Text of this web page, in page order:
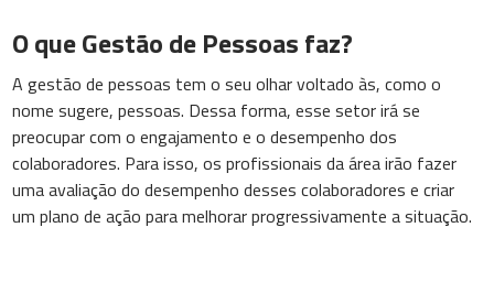
O que Gestão de Pessoas faz?
A gestão de pessoas tem o seu olhar voltado às, como o
nome sugere, pessoas. Dessa forma, esse setor irá se
preocupar com o engajamento e o desempenho dos
colaboradores. Para isso, os profissionais da área irão fazer
uma avaliação do desempenho desses colaboradores e criar
um plano de ação para melhorar progressivamente a situação.